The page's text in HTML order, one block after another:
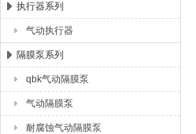
上海唐玛泵阀有限公司
执行器系列
气动执行器
隔膜泵系列
qbk气动隔膜泵
气动隔膜泵
耐腐蚀气动隔膜泵